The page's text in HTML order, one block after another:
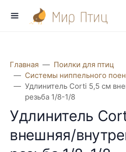
Главная
Поилки для птиц
Системы ниппельного
Удлинитель Corti 5,5 см
резьба 1/8-1/8
Удлинитель
внешняя/